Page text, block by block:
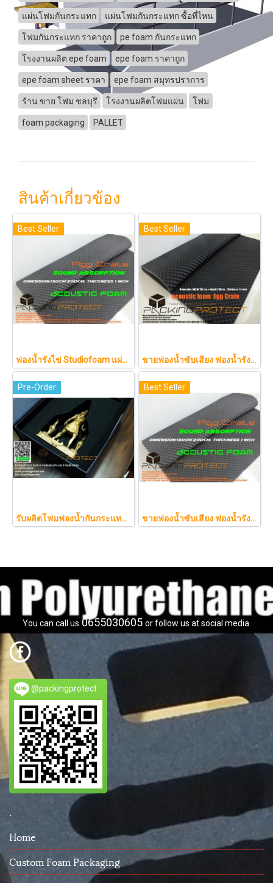
แผ่นโฟมกันกระแทก แผ่นโฟมกันกระแทก ซื้อที่ไหน
โฟมกันกระแทก ราคาถูก pe foam กันกระแทก
โรงงานผลิต epe foam epe foam ราคาถูก
epe foam sheet ราคา epe foam สมุทรปราการ
ร้าน ขาย โฟม ชลบุรี โรงงานผลิตโฟมแผ่น โฟม
foam packaging PALLET
สินค้าเกี่ยวข้อง
Best Seller
ฟองน้ำรังไข่ Studiofoam แผ่นซับเสียงห้อง แผ่นซับเสียงรังไข่ แผ่นซับเสียงรังไข่ Acoustic foam สีเทาดำขนาดใหญ่ 125*200ซม.หนา1นิ้วราคา290บาท
Best Seller
ขายฟองน้ำซับเสียง ฟองน้ำรังไข่ แผ่นซับเสียงห้อง ราคาถูกฟองน้ำรังไข่ แผ่นซับเสียงรังไข่ แผ่นซับเสียงรังไข่ Acoustic foam สีเทาดำขนาดใหญ่ 130*200ซม.หนา1.5นิ้วราคา350บาท(copy)
Pre-Order
รับผลิตโฟมฟองน้ำกันกระแทกรับออกแบบบรรจุภัณฑ์โมเดล art toy ต่างๆ
Best Seller
ขายฟองน้ำซับเสียง ฟองน้ำรังไข่ แผ่นซับเสียงห้อง ราคาถูกฟองน้ำรังไข่ แผ่นซับเสียงรังไข่ แผ่นซับเสียงรังไข่ Acoustic foam สีเ
You can call us 0655030605 or follow us at social media.
@packingprotect
.
Home
Custom Foam Packaging